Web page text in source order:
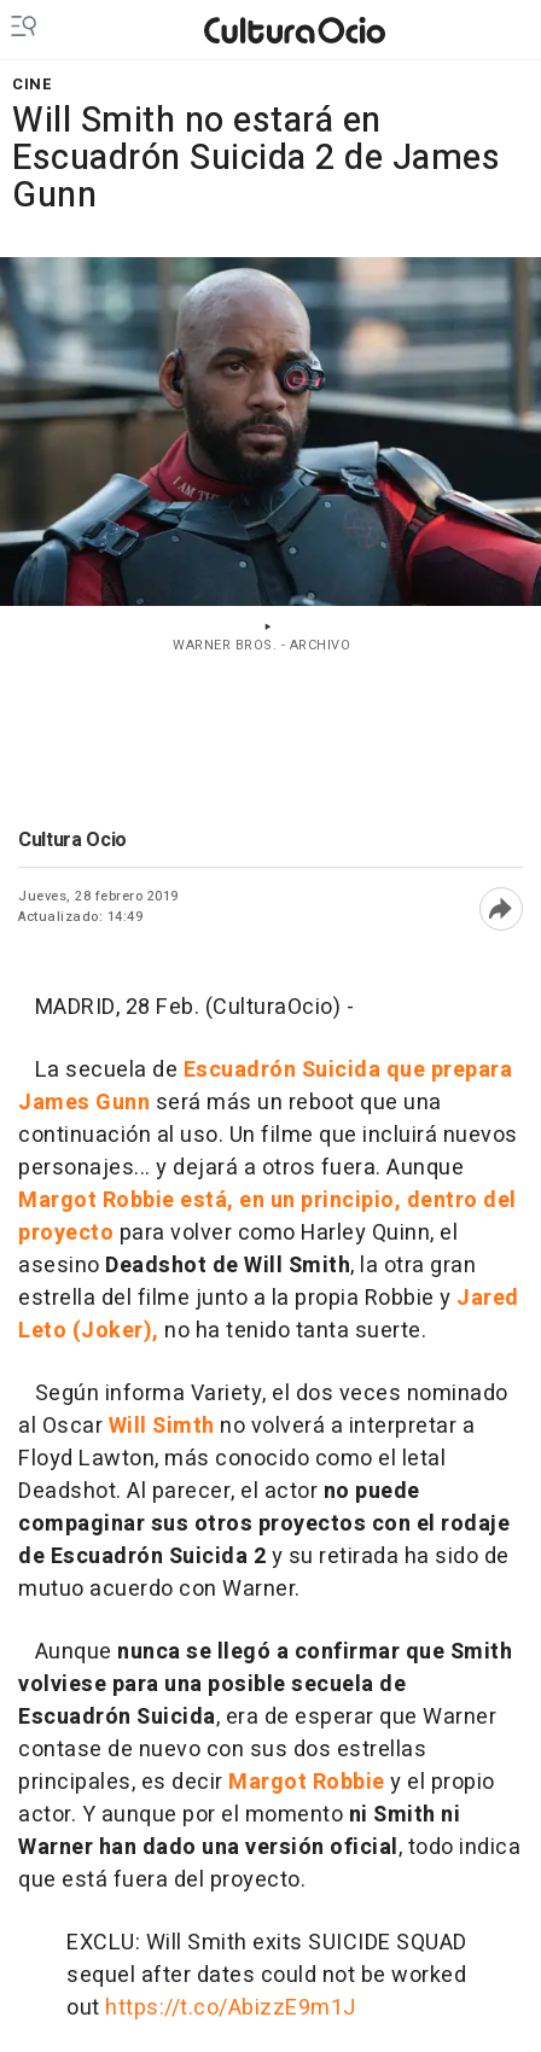
CINE
Will Smith no estará en
Escuadrón Suicida 2 de James
Gunn
WARNER BROS. - ARCHIVO
Cultura Ocio
Jueves, 28 febrero 2019
Actualizado: 14:49
MADRID, 28 Feb. (CulturaOcio) -
La secuela de Escuadrón Suicida que prepara
James Gunn será más un reboot que una
continuación al uso. Un filme que incluirá nuevos
personajes... y dejará a otros fuera. Aunque
Margot Robbie está, en un principio, dentro del
proyecto para volver como Harley Quinn, el
asesino Deadshot de Will Smith, la otra gran
estrella del filme junto a la propia Robbie y Jared
Leto (Joker), no ha tenido tanta suerte.
Según informa Variety, el dos veces nominado
al OscarWill Simth no volverá a interpretar a
Floyd Lawton, más conocido como el letal
Deadshot. Al parecer, el actor no puede
compaginar sus otros proyectos con el rodaje
de Escuadrón Suicida 2y su retirada ha sido de
mutuo acuerdo con Warner.
Aunque nunca se llegó a confirmar que Smith
volviese para una posible secuela de
Escuadrón Suicida, era de esperar que Warner
contase de nuevo con sus dos estrellas
principales, es decir Margot Robbiey el propio
actor. Y aunque por el momento ni Smith ni
Warner han dado una versión oficial, todo indica
que está fuera del proyecto.
EXCLU: Will Smith exits SUICIDE SQUAD
sequel after dates could not be worked
out https://t.co/AbizzE9m1J